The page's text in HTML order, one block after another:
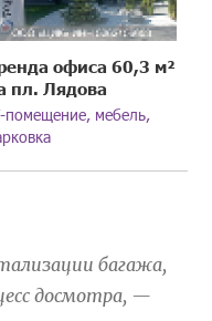
офиса 60,3 м²
пл. Лядова
помещение, мебель,
багажа,
досмотра, —